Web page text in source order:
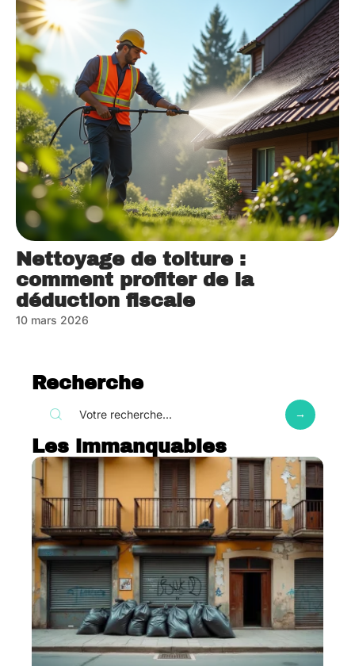
Nettoyage de toiture :
comment profiter de la
déduction fiscale
10 mars 2026
Recherche
Les immanquables